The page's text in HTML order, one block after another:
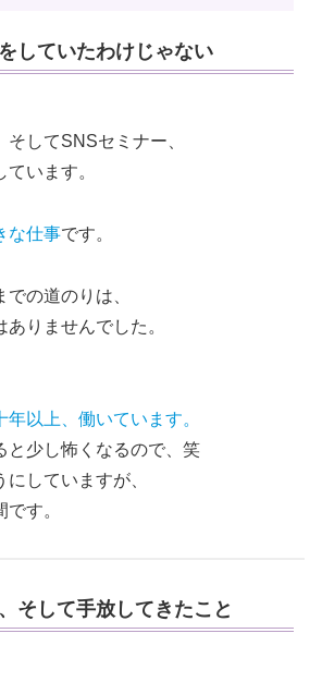
していたわけじゃない
してSNSセミナー、
います。
な仕事です。
の道のりは、
りませんでした。
年以上、働いています。
と少し怖くなるので、笑
していますが、
す。
そして手放してきたこと